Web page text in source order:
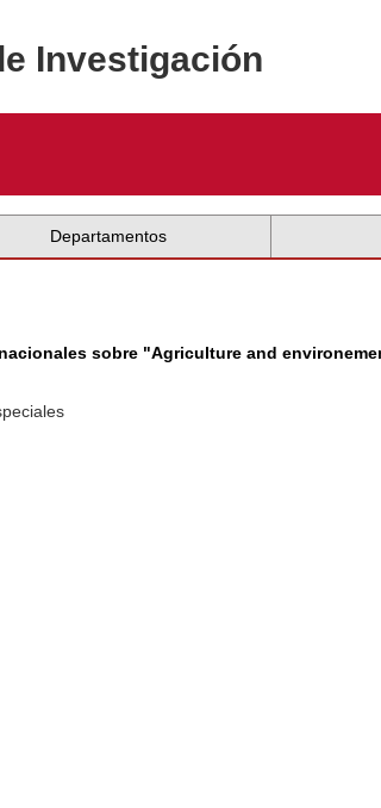
Investigación
Departamentos
sobre "Agriculture and